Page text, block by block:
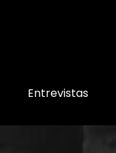
Entrevistas